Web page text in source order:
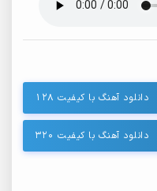
دانلود آهنگ با کیفیت ۱۲۸
دانلود آهنگ با کیفیت ۳۲۰